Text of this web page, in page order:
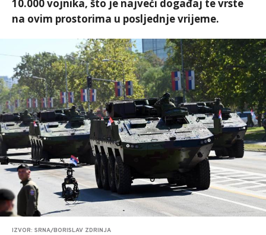
10.000 vojnika, što je najveći događaj te vrste
na ovim prostorima u posljednje vrijeme.
IZVOR: SRNA/BORISLAV ZDRINJA